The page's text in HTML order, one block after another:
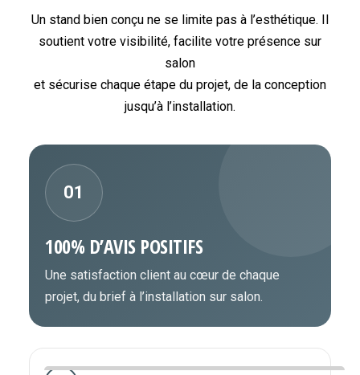
Un stand bien conçu ne se limite pas à l’esthétique. Il
soutient votre visibilité, facilite votre présence sur
salon
et sécurise chaque étape du projet, de la conception
jusqu’à l’installation.
01
100% D’AVIS POSITIFS
Une satisfaction client au cœur de chaque
projet, du brief à l’installation sur salon.